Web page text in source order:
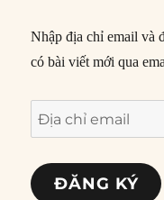
Nhập địa chỉ email và
có bài viết mới qua
Địa
chỉ
email
ĐĂNG KÝ